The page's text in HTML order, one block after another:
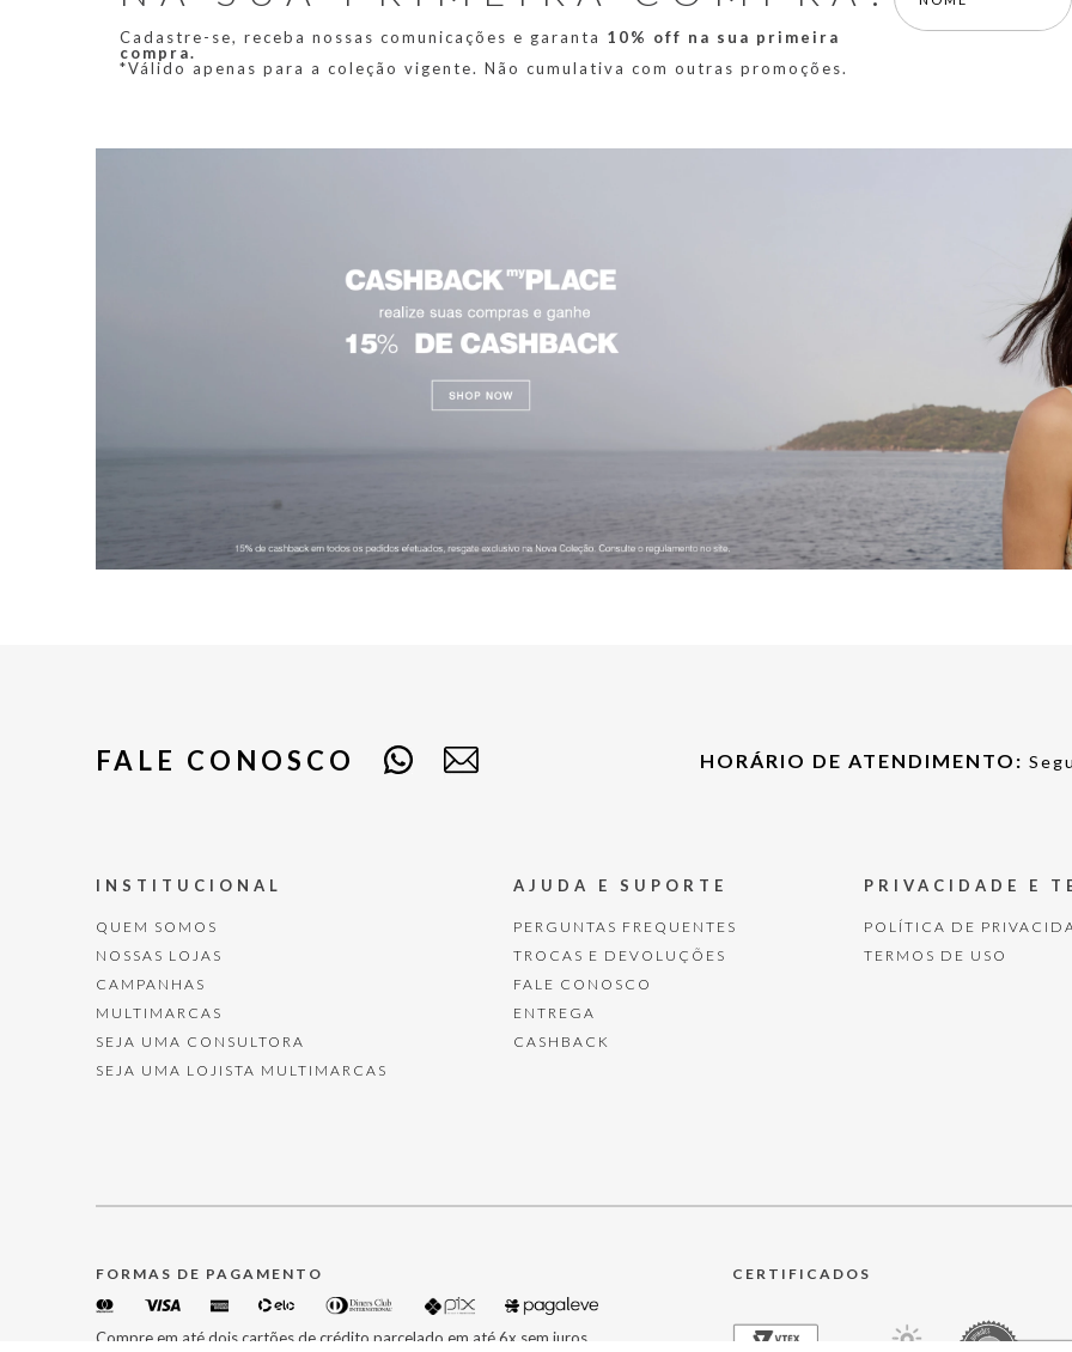
Cadastre-se, receba nossas comunicações e garanta 10% off na sua primeira
compra.
*Válido apenas para a coleção vigente. Não cumulativa com outras promoções.
FALE CONOSCO HORÁRIO DE ATENDIMENTO:
INSTITUCIONAL
QUEM SOMOS
NOSSAS LOJAS
CAMPANHAS
MULTIMARCAS
SEJA UMA CONSULTORA
SEJA UMA LOJISTA MULTIMARCAS
AJUDA E SUPORTE
PERGUNTAS FREQUENTES
TROCAS E DEVOLUÇÕES
FALE CONOSCO
ENTREGA
CASHBACK
PRIVACIDADE E
POLÍTICA DE
TERMOS DE USO
FORMAS DE PAGAMENTO
Compre em até dois cartões de crédito parcelado em até 6x sem juros.
CERTIFICADOS